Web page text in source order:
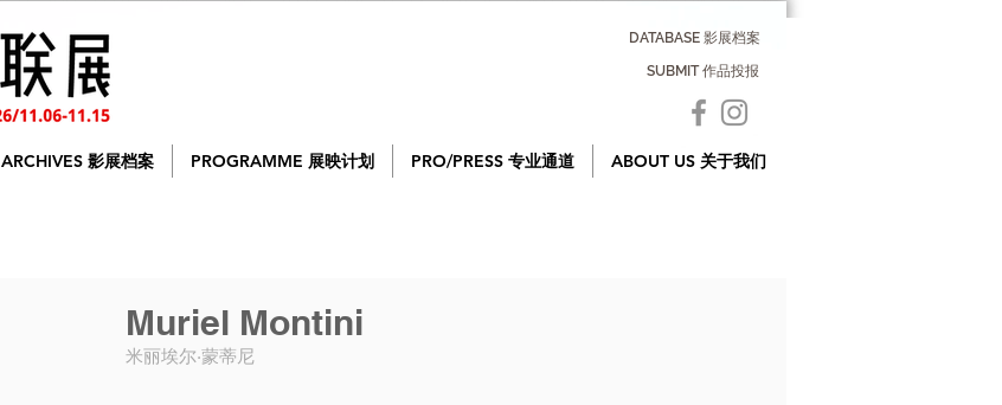
DATABASE 影展档案
SUBMIT 作品投报
ARCHIVES 影展档案 PROGRAMME 展映计划 PRO/PRESS 专业通道 ABOUT US 关于我们
Muriel Montini
米丽埃尔·蒙蒂尼